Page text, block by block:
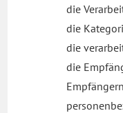
die
die
die
die